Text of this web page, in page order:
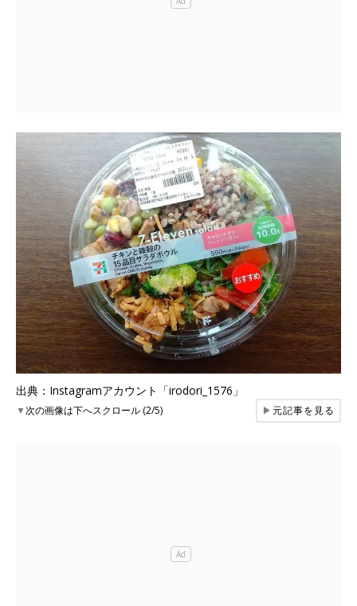
出典：Instagramアカウント「irodori_1576」
▼次の画像は下へスクロール (2/5) ▶元記事を見る